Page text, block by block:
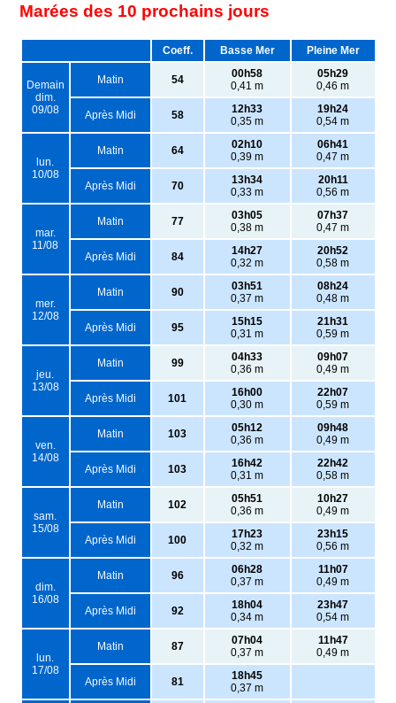
Marées des 10 prochains jours
Coeff. Basse Mer Pleine Mer
Demain
dim.
09/08
Matin 54
00h58
0,41 m
05h29
0,46 m
Après Midi 58
12h33
0,35 m
19h24
0,54 m
lun.
10/08
Matin 64
02h10
0,39 m
06h41
0,47 m
Après Midi 70
13h34
0,33 m
20h11
0,56 m
mar.
11/08
Matin 77
03h05
0,38 m
07h37
0,47 m
Après Midi 84
14h27
0,32 m
20h52
0,58 m
mer.
12/08
Matin 90
03h51
0,37 m
08h24
0,48 m
Après Midi 95
15h15
0,31 m
21h31
0,59 m
jeu.
13/08
Matin 99
04h33
0,36 m
09h07
0,49 m
Après Midi 101
16h00
0,30 m
22h07
0,59 m
ven.
14/08
Matin 103
05h12
0,36 m
09h48
0,49 m
Après Midi 103
16h42
0,31 m
22h42
0,58 m
sam.
15/08
Matin 102
05h51
0,36 m
10h27
0,49 m
Après Midi 100
17h23
0,32 m
23h15
0,56 m
dim.
16/08
Matin 96
06h28
0,37 m
11h07
0,49 m
Après Midi 92
18h04
0,34 m
23h47
0,54 m
lun.
17/08
Matin 87
07h04
0,37 m
11h47
0,49 m
Après Midi 81
18h45
0,37 m